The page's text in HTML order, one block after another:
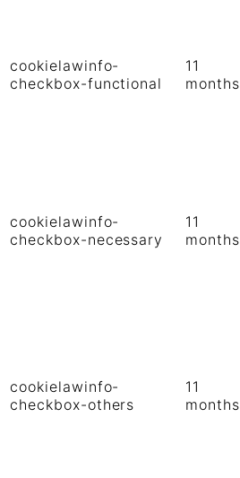
cookielawinfo-
checkbox-functional
11
months
cookielawinfo-
checkbox-necessary
11
months
cookielawinfo-
checkbox-others
11
months